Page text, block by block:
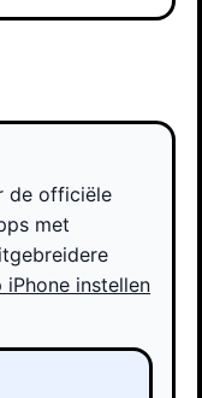
de officiële
met
iPhone instellen